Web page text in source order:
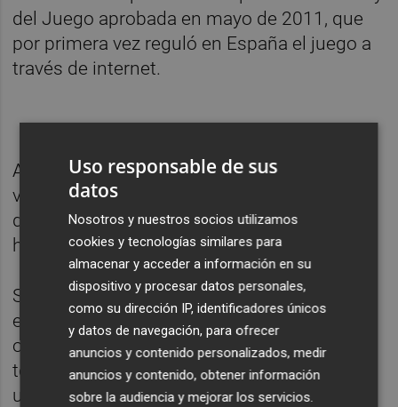
del Juego aprobada en mayo de 2011, que
por primera vez reguló en España el juego a
través de internet.
A partir de ahora, los operadores de juego
virtual podrán publicitarse con restricciones
de horarios y contenidos, algo que hasta
hora tenían prohibido.
Según la misma fuente, las licencias dadas
están condicionadas a que los operadores
obtengan la homologación de sus sistemas
técnicos de juego, para lo que cuentan con
un plazo de seis meses tras la notificación
Uso responsable de sus
datos
Nosotros y nuestros socios utilizamos
cookies y tecnologías similares para
almacenar y acceder a información en su
dispositivo y procesar datos personales,
como su dirección IP, identificadores únicos
y datos de navegación, para ofrecer
anuncios y contenido personalizados, medir
anuncios y contenido, obtener información
sobre la audiencia y mejorar los servicios.